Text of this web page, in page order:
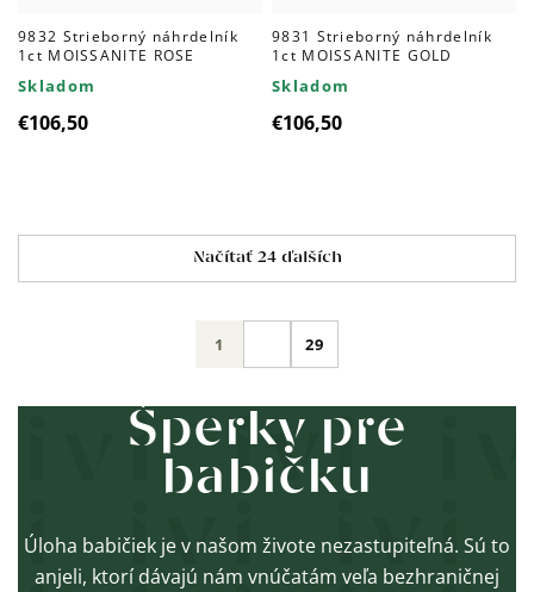
9832 Strieborný náhrdelník
1ct MOISSANITE ROSE
Skladom
€106,50
9831 Strieborný náhrdelník
1ct MOISSANITE GOLD
Skladom
€106,50
Ovládacie
prvky
Načítať 24 ďalších
Stránkovanie
1 29
Šperky pre
babičku
Úloha babičiek je v našom živote nezastupiteľná. Sú to
anjeli, ktorí dávajú nám vnúčatám veľa bezhraničnej